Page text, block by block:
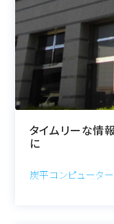
タイムリーな情
に
炭平コンピュータ